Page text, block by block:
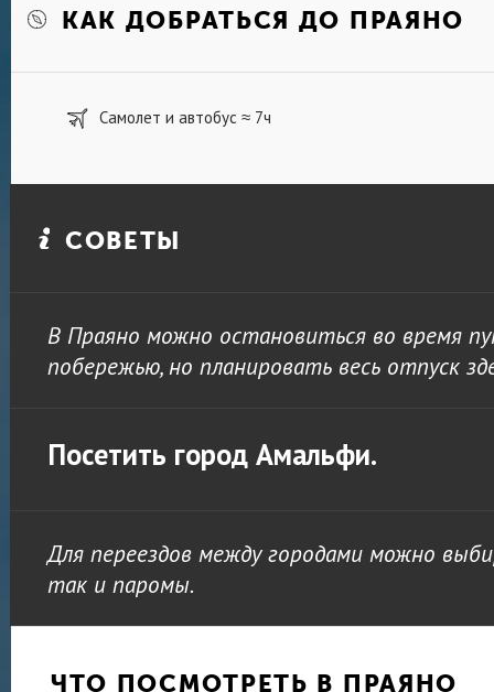
КАК ДОБРАТЬСЯ ДО ПРАЯНО
Самолет и автобус ≈ 7ч
СОВЕТЫ
В Праяно можно остановиться во время
побережью, но планировать весь отпуск
Посетить город Амальфи.
Для переездов между городами можно
так и паромы.
ЧТО ПОСМОТРЕТЬ В ПРАЯНО